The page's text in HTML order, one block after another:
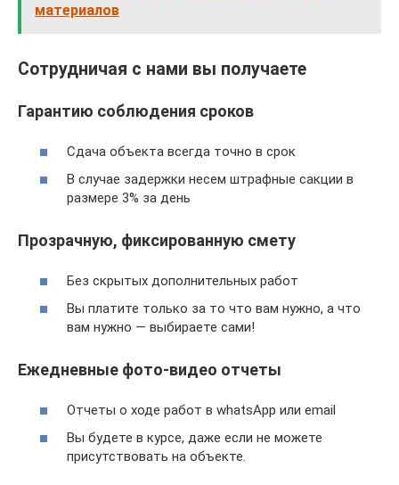
материалов
Сотрудничая с нами вы получаете
Гарантию соблюдения сроков
Сдача объекта всегда точно в срок
В случае задержки несем штрафные сакции в
размере 3% за день
Прозрачную, фиксированную смету
Без скрытых дополнительных работ
Вы платите только за то что вам нужно, а что
вам нужно — выбираете сами!
Ежедневные фото-видео отчеты
Отчеты о ходе работ в whatsApp или email
Вы будете в курсе, даже если не можете
присутствовать на объекте.